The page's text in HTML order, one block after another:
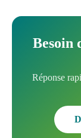
Besoin
Réponse